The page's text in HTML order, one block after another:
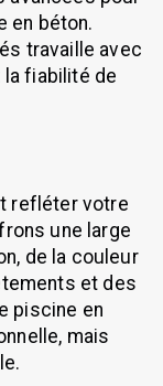
en béton.
travaille avec
fiabilité de
refléter votre
une large
de la couleur
et des
piscine en
mais